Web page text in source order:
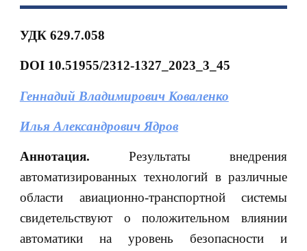
УДК 629.7.058
DOI 10.51955/2312-1327_2023_3_45
Геннадий Владимирович Коваленко
Илья Александрович Ядров
Аннотация. Результаты внедрения
автоматизированных технологий в различные
области авиационно-транспортной системы
свидетельствуют о положительном влиянии
автоматики на уровень безопасности и